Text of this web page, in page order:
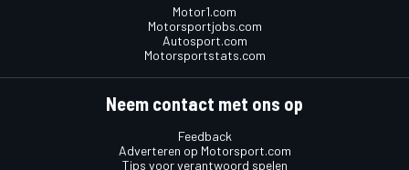
Motor1.com
Motorsportjobs.com
Autosport.com
Motorsportstats.com
Neem contact met ons op
Feedback
Adverteren op Motorsport.com
Tips voor verantwoord spelen